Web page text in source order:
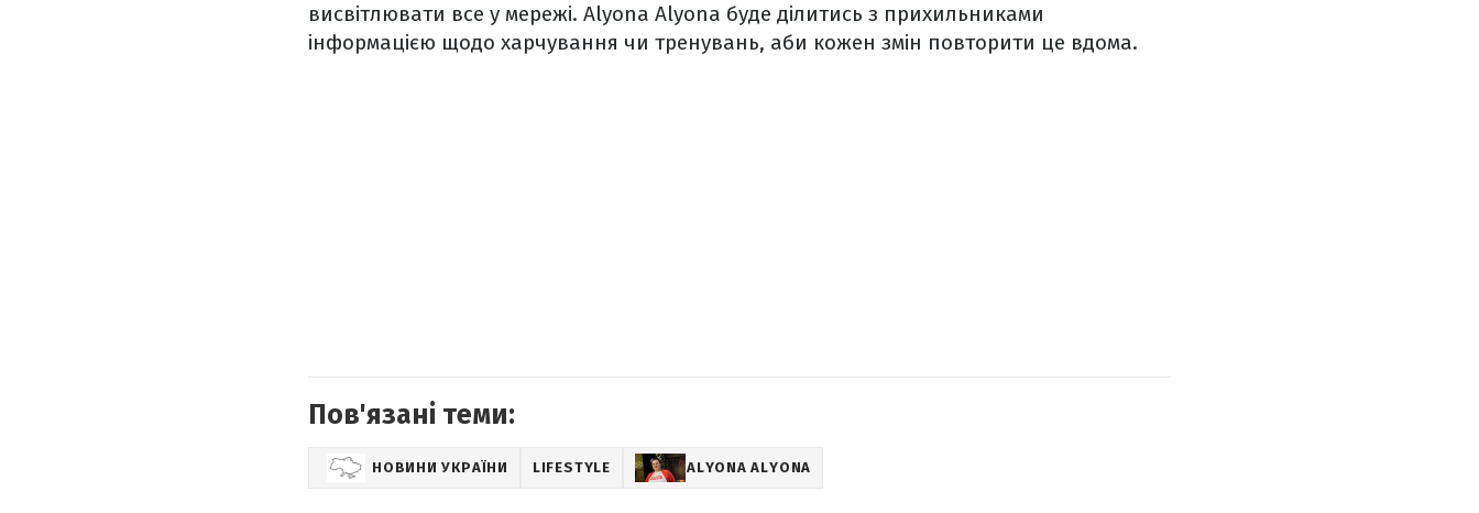
висвітлювати все у мережі. Alyona Alyona буде ділитись з прихильниками
інформацією щодо харчування чи тренувань, аби кожен змін повторити це вдома.
Пов'язані теми:
НОВИНИ УКРАЇНИ LIFESTYLE ALYONA ALYONA